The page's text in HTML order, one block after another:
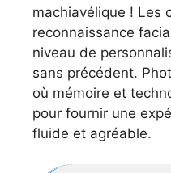
machiavélique ! Les
reconnaissance
niveau de
sans précédent.
où mémoire et
pour fournir une
fluide et agréable.